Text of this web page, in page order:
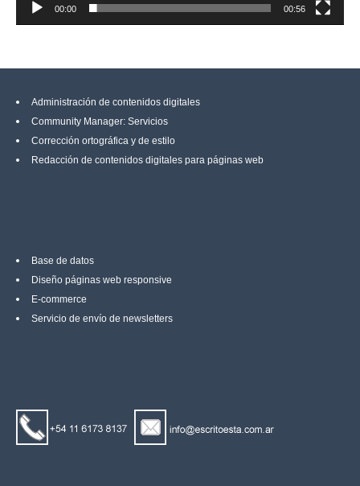
00:00 00:56
Administración de contenidos digitales
Community Manager: Servicios
Corrección ortográfica y de estilo
Redacción de contenidos digitales para páginas web
Base de datos
Diseño páginas web responsive
E-commerce
Servicio de envío de newsletters